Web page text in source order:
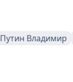
Путин Владимир